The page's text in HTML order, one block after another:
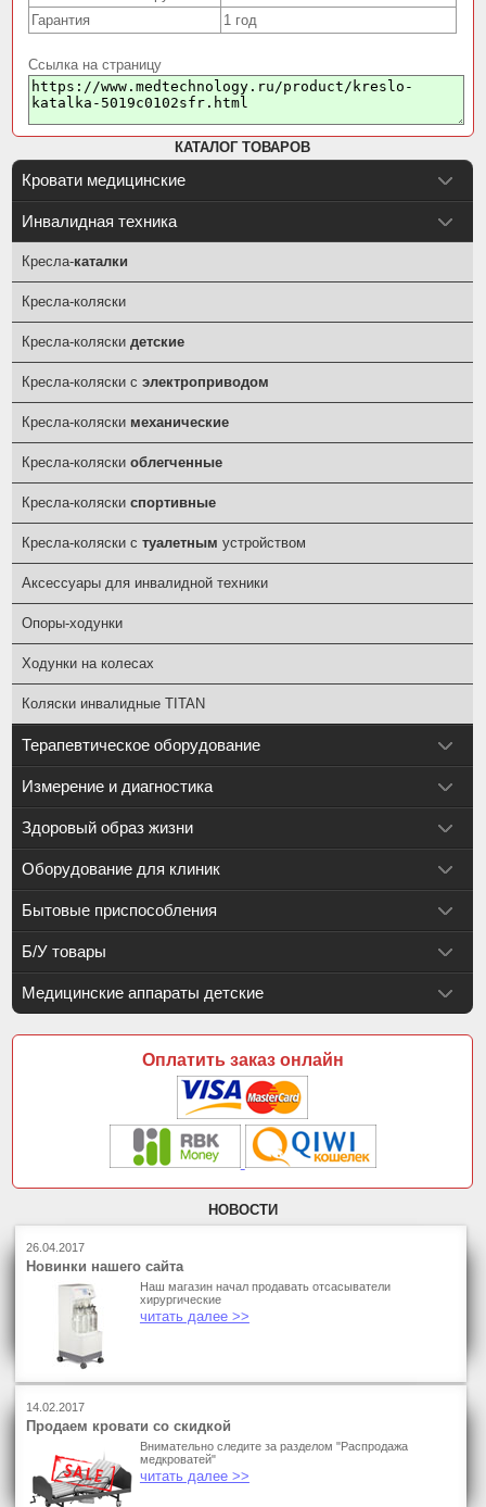
Гарантия
1 год
Ссылка на страницу
КАТАЛОГ ТОВАРОВ
Кровати медицинские
Инвалидная техника
Кресла-каталки
Кресла-коляски
Кресла-коляскидетские
Кресла-коляски сэлектроприводом
Кресла-коляски механические
Кресла-коляскиоблегченные
Кресла-коляскиспортивные
Кресла-коляски стуалетным устройством
Аксессуары для инвалидной техники
Опоры-ходунки
Ходунки на колесах
Коляски инвалидные TITAN
Терапевтическое оборудование
Измерение и диагностика
Здоровый образ жизни
Оборудование для клиник
Бытовые приспособления
Б/У товары
Медицинские аппараты детские
Оплатить заказ онлайн
НОВОСТИ
26.04.2017
Новинки нашего сайта
Наш магазин начал продавать отсасыватели
хирургические
читать далее >>
14.02.2017
Продаем кровати со скидкой
Внимательно следите за разделом "Распродажа
медкроватей"
читать далее >>